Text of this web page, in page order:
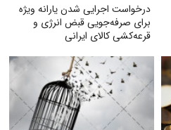
درخواست اجرایی شدن یارانه ویژه
برای صرفه‌جویی قبض انرژی و
قرعه‌کشی کالای ایرانی